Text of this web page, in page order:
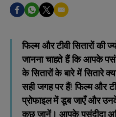
फिल्म और टीवी सितारों की
जानना चाहते हैं कि आपके
के सितारों के बारे में
सही जगह पर हैं! फिल्म और
प्रोफाइल में डूब जाएँ और